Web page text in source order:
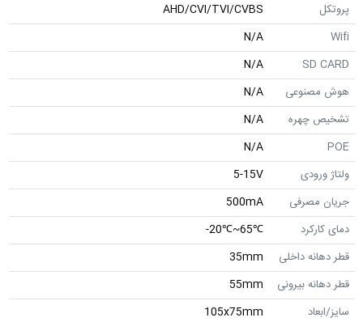
پروتکل
AHD/CVI/TVI/CVBS
Wifi
N/A
SD CARD
N/A
هوش مصنوعی
N/A
تشخیص چهره
N/A
POE
N/A
ولتاژ ورودی
5-15V
جریان مصرفی
500mA
دمای کارکرد
℃65~℃20-
قطر دهانه داخلی
35mm
قطر دهانه بیرونی
55mm
سایز/ابعاد
105x75mm